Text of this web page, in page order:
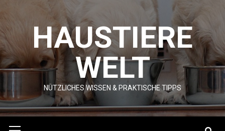
content HAUSTIERE
WELT
NÜTZLICHES WISSEN & PRAKTISCHE TIPPS